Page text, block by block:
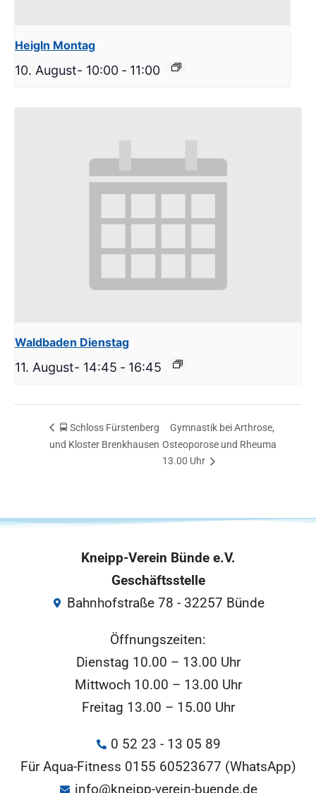
Heigln Montag
10. August- 10:00 - 11:00
Waldbaden Dienstag
11. August- 14:45 - 16:45
🚍 Schloss Fürstenberg
und Kloster Brenkhausen
Gymnastik bei Arthrose,
Osteoporose und Rheuma
13.00 Uhr
Kneipp-Verein Bünde e.V.
Geschäftsstelle
Bahnhofstraße 78 - 32257 Bünde
Öffnungszeiten:
Dienstag 10.00 – 13.00 Uhr
Mittwoch 10.00 – 13.00 Uhr
Freitag 13.00 – 15.00 Uhr
0 52 23 - 13 05 89
Für Aqua-Fitness 0155 60523677 (WhatsApp)
info@kneipp-verein-buende.de